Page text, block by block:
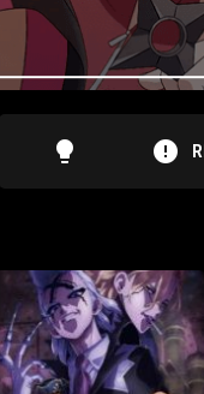
lightbulb error